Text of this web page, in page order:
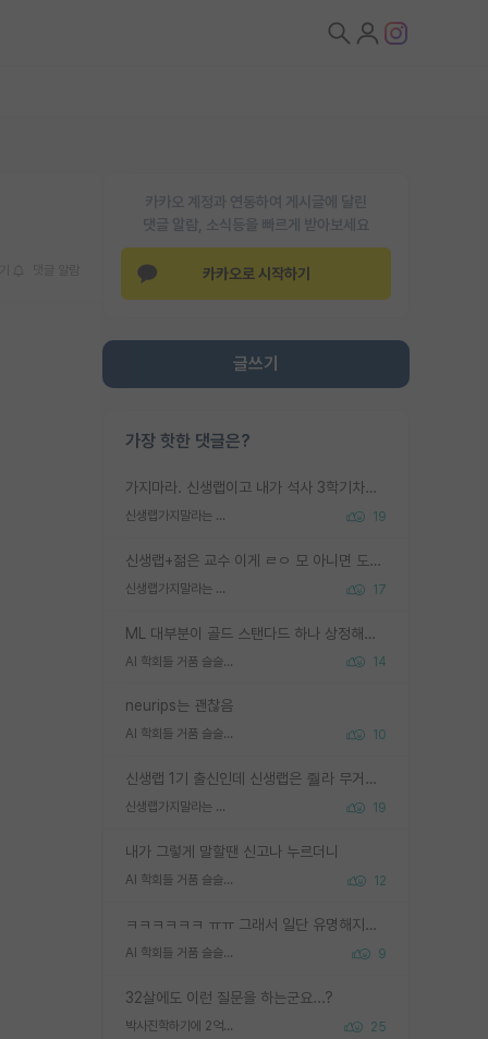
카카오 계정과 연동하여 게시글에 달린
댓글 알람, 소식등을 빠르게 받아보세요
카카오로 시작하기
글쓰기
가장 핫한 댓글은?
가지마라. 신생랩이고 내가 석사 3학기차인데 최고참인데 나도 아무것도 모르는데 교수가 후배들 왜 논문 교육 안시키냐. 논문 왜 안 써오냐 닦달한다
신생랩가지말라는 이유가 있었구나 19
신생랩+젊은 교수 이게 ㄹㅇ 모 아니면 도인듯.
신생랩가지말라는 이유가 있었구나 17
ML 대부분이 골드 스탠다드 하나 상정해놓고 (벤치마크 데이터셋이 여러 개면 여러 개 상정) 그거 얼마나 잘 맞추나 싸움임 가끔 번뜩이는 설계 철학을 보여주는 논문들도 있지만 대부분 그거 성적 얼마나 더 올리느라에 혈안이 되어 있는 측면이 잇음
AI 학회들 거품 슬슬 지적이 나오네요 14
neurips는 괜찮음
AI 학회들 거품 슬슬 지적이 나오네요 10
신생랩 1기 출신인데 신생랩은 줠라 무거운 바벨 같은거임. 들면 대박인데 못들면 깔려 죽음. 아무도 알려주지 않는 환경에서 자생해야하지만, 일단 살아남았다면 그 어떤 사람보다 악착같고 생존력 높은 사람으로 거듭날 수 있음
신생랩가지말라는 이유가 있었구나 19
내가 그렇게 말할땐 신고나 누르더니
AI 학회들 거품 슬슬 지적이 나오네요 12
ㅋㅋㅋㅋㅋㅋ ㅠㅠ 그래서 일단 유명해지는게 중요한거같습니다
AI 학회들 거품 슬슬 지적이 나오네요 9
32살에도 이런 질문을 하는군요...?
박사진학하기에 2억은 괜찮은 (?) 정도의 경제력인가요 25